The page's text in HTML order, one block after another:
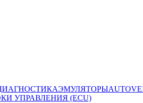
ЭМУЛЯТОРЫ
УПРАВЛЕНИЯ (ECU)